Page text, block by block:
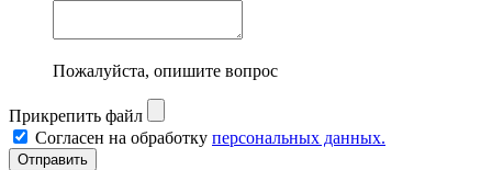
Пожалуйста, опишите вопрос
Прикрепить файл
Согласен на обработку персональных данных.